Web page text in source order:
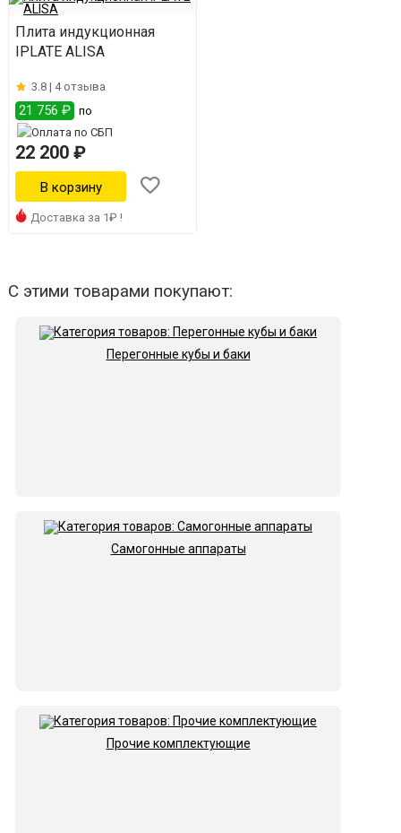
Плита индукционная
IPLATE ALISA
3.8 | 4 отзыва
21 756 ₽ по
22 200 ₽
Доставка за 1₽ !
С этими товарами покупают:
Перегонные кубы и баки
Самогонные аппараты
Прочие комплектующие